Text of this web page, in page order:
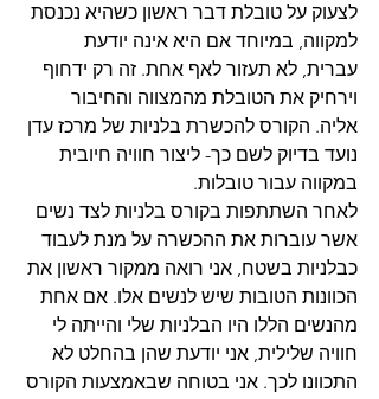
לצעוק על טובלת דבר ראשון כשהיא נכנסת
למקווה, במיוחד אם היא אינה יודעת
עברית, לא תעזור לאף אחת. זה רק ידחוף
וירחיק את הטובלת מהמצווה והחיבור
אליה. הקורס להכשרת בלניות של מרכז עדן
נועד בדיוק לשם כך- ליצור חוויה חיובית
במקווה עבור טובלות.
לאחר השתתפות בקורס בלניות לצד נשים
אשר עוברות את ההכשרה על מנת לעבוד
כבלניות בשטח, אני רואה ממקור ראשון את
הכוונות הטובות שיש לנשים אלו. אם אחת
מהנשים הללו היו הבלניות שלי והייתה לי
חוויה שלילית, אני יודעת שהן בהחלט לא
התכוונו לכך. אני בטוחה שבאמצעות הקורס